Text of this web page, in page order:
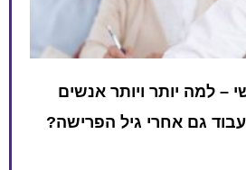
– למה יותר ויותר אנשים
גם אחרי גיל הפרישה?